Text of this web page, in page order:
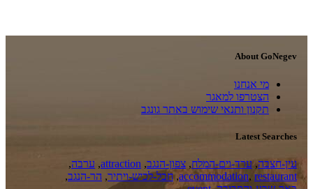
About GoNegev
מי אנחנו
הצטרפו למאגר
תקנון ותנאי שימוש באתר גונגב
Latest Searches
עין-חצבה,ערד-וים-המלח, צפון-הנגב,
attraction
, ערבה,
accommodation, restaurant
,חבל-לכיש-ויתיר, הר-הנגב,